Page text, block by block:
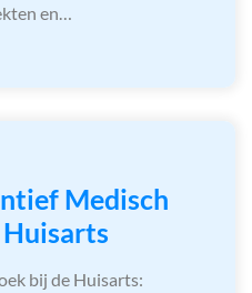
en…
Medisch
bij de Huisarts: